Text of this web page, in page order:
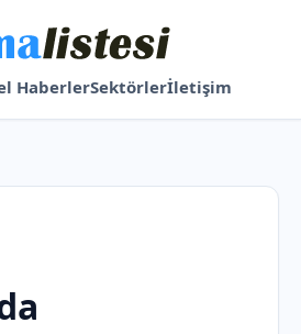
HaberlerSektörlerİletişim